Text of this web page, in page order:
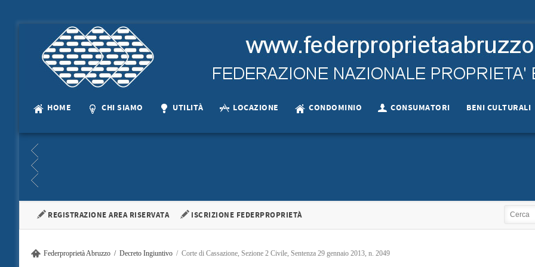
HOME CHI SIAMO UTILITÀ LOCAZIONE CONDOMINIO CONSUMATORI BENI CULTURALI
È stata aperta al…
La parte deve partecipare…
LEGGE 14 giugno 2019,…
SENTENZA
…
Sottoscritto e depositato il…
APERTA LA CONSULTAZIONE ALL'ALBO…
È stata aperta al…
+
SFRATTI BLOCCATI PER ALTRI…
Sfratti bloccati per altri…
+
La parte deve partecipare…
Le
REGISTRAZIONE AREA RISERVATA ISCRIZIONE FEDERPROPRIETÀ
Federproprietà Abruzzo Decreto Ingiuntivo Corte di Cassazione, Sezione 2 Civile, Sentenza 29 gennaio 2013, n. 2049